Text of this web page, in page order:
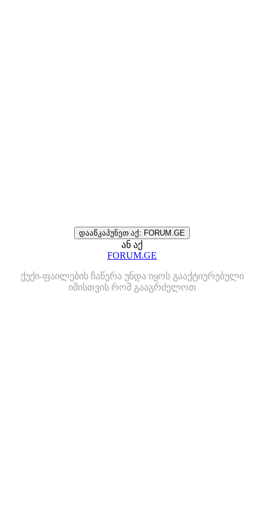
დააწკაპუნეთ აქ: FORUM.GE
ან აქ
FORUM.GE
ქუქი-ფაილების ჩაწერა უნდა იყოს გააქტიურებული
იმისთვის რომ გააგრძელოთ